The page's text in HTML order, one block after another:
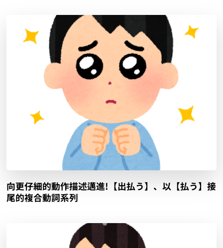
向更仔細的動作描述邁進!【出払う】、以【払う】接
尾的複合動詞系列